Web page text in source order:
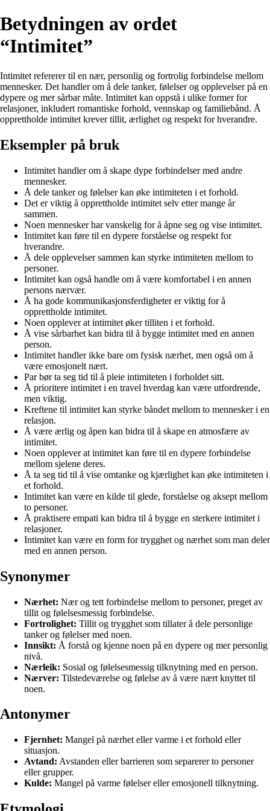
Betydningen av ordet
“Intimitet”
Intimitet refererer til en nær, personlig og fortrolig forbindelse mellom
mennesker. Det handler om å dele tanker, følelser og opplevelser på en
dypere og mer sårbar måte. Intimitet kan oppstå i ulike former for
relasjoner, inkludert romantiske forhold, vennskap og familiebånd. Å
opprettholde intimitet krever tillit, ærlighet og respekt for hverandre.
Eksempler på bruk
Intimitet handler om å skape dype forbindelser med andre
mennesker.
Å dele tanker og følelser kan øke intimiteten i et forhold.
Det er viktig å opprettholde intimitet selv etter mange år
sammen.
Noen mennesker har vanskelig for å åpne seg og vise intimitet.
Intimitet kan føre til en dypere forståelse og respekt for
hverandre.
Å dele opplevelser sammen kan styrke intimiteten mellom to
personer.
Intimitet kan også handle om å være komfortabel i en annen
persons nærvær.
Å ha gode kommunikasjonsferdigheter er viktig for å
opprettholde intimitet.
Noen opplever at intimitet øker tilliten i et forhold.
Å vise sårbarhet kan bidra til å bygge intimitet med en annen
person.
Intimitet handler ikke bare om fysisk nærhet, men også om å
være emosjonelt nært.
Par bør ta seg tid til å pleie intimiteten i forholdet sitt.
Å prioritere intimitet i en travel hverdag kan være utfordrende,
men viktig.
Kreftene til intimitet kan styrke båndet mellom to mennesker i en
relasjon.
Å være ærlig og åpen kan bidra til å skape en atmosfære av
intimitet.
Noen opplever at intimitet kan føre til en dypere forbindelse
mellom sjelene deres.
Å ta seg tid til å vise omtanke og kjærlighet kan øke intimiteten i
et forhold.
Intimitet kan være en kilde til glede, forståelse og aksept mellom
to personer.
Å praktisere empati kan bidra til å bygge en sterkere intimitet i
relasjoner.
Intimitet kan være en form for trygghet og nærhet som man deler
med en annen person.
Synonymer
Nærhet: Nær og tett forbindelse mellom to personer, preget av
tillit og følelsesmessig forbindelse.
Fortrolighet: Tillit og trygghet som tillater å dele personlige
tanker og følelser med noen.
Innsikt: Å forstå og kjenne noen på en dypere og mer personlig
nivå.
Nærleik: Sosial og følelsesmessig tilknytning med en person.
Nærver: Tilstedeværelse og følelse av å være nært knyttet til
noen.
Antonymer
Fjernhet: Mangel på nærhet eller varme i et forhold eller
situasjon.
Avtand: Avstanden eller barrieren som separerer to personer
eller grupper.
Kulde: Mangel på varme følelser eller emosjonell tilknytning.